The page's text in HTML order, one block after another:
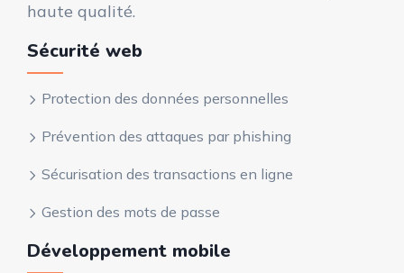
haute qualité.
Sécurité web
Protection des données personnelles
Prévention des attaques par phishing
Sécurisation des transactions en ligne
Gestion des mots de passe
Développement mobile